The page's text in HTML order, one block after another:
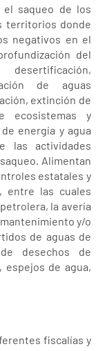
el saqueo de los
territorios donde
negativos en el
del
de aguas
extinción de
ecosistemas y
energía y agua
las actividades
Alimentan
estatales y
entre las cuales
la avería
y/o
de aguas de
desechos de
espejos de agua,
fiscalías y